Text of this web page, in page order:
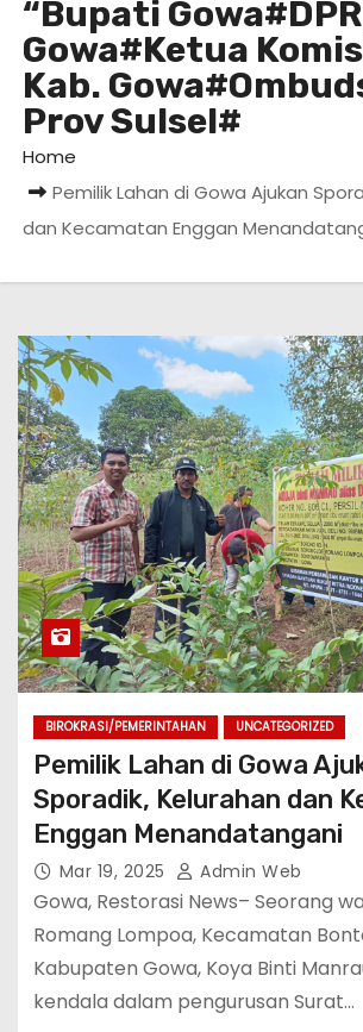
“Bupati
Gowa#Ketua
Kab.
Prov Sulsel#
Home
Pemilik Lahan di Gowa Ajukan
dan Kecamatan Enggan
BIROKRASI/PEMERINTAHAN UNCATEGORIZED
Pemilik Lahan di Gowa
Sporadik, Kelurahan dan
Enggan Menandatangani
Mar 19, 2025 Admin Web
Gowa, Restorasi News– Seorang
Romang Lompoa, Kecamatan
Kabupaten Gowa, Koya Binti
kendala dalam pengurusan Surat…